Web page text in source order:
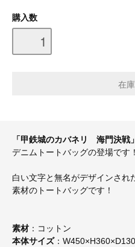
購入数
「甲鉄城のカバネリ 海門決戦」
デニムトートバッグの登場です！
白い文字と無名がデザインされ
素材のトートバッグです！
素材 ：コットン
本体サイズ：